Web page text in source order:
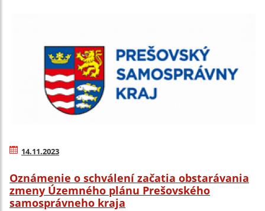
14.11.2023
Oznámenie o schválení začatia obstarávania
zmeny Územného plánu Prešovského
samosprávneho kraja